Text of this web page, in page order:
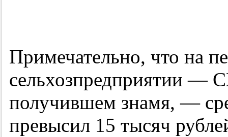
Примечательно, что на
сельхозпредприятии —
получившем знамя, —
превысил 15 тысяч